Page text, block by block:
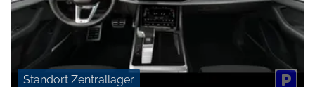
Standort Zentrallager